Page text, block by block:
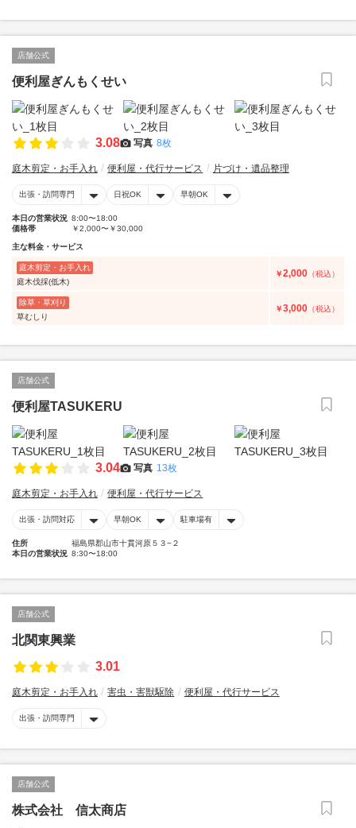
店舗公式
便利屋ぎんもくせい
3.08 写真 8枚
庭木剪定・お手入れ 便利屋・代行サービス 片づけ・遺品整理
出張・訪問専門 日祝OK 早朝OK
本日の営業状況 8:00〜18:00
価格帯
￥2,000〜￥30,000
主な料金・サービス
庭木剪定・お手入れ
庭木伐採(低木)
￥2,000 （税込）
除草・草刈り
草むしり
￥3,000 （税込）
店舗公式
便利屋TASUKERU
3.04 写真 13枚
庭木剪定・お手入れ 便利屋・代行サービス
出張・訪問対応 早朝OK 駐車場有
住所
福島県郡山市十貫河原５３−２
本日の営業状況 8:30〜18:00
店舗公式
北関東興業
3.01
庭木剪定・お手入れ 害虫・害獣駆除 便利屋・代行サービス
出張・訪問専門
店舗公式
株式会社 信太商店